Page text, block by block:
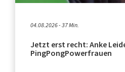
04.08.2026 - 37 Min.
Jetzt erst recht: Anke
PingPongPowerfrauen